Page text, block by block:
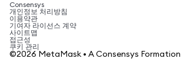
SHIB 매수
BNB 매수
암호화폐 세금 뉴스
암호화폐 매수 방법
비트코인 매도 방법
Consensys
개인정보 처리방침
이용약관
기여자 라이선스 계약
사이트맵
접근성
쿠키 관리
©2026 MetaMask • A Consensys Formation